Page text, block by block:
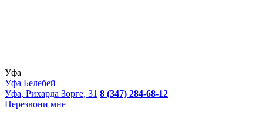
Уфа
Уфа Белебей
Уфа, Рихарда Зорге, 31 8 (347) 284-68-12
Перезвони мне